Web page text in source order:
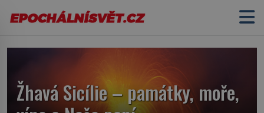
Žhavá Sicílie – památky, moře,